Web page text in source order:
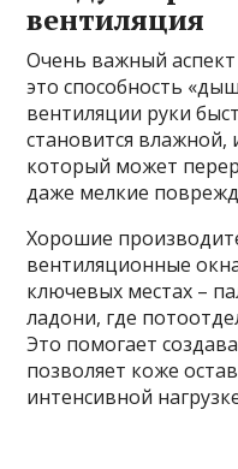
вентиляция
Очень важный
это способность
вентиляции руки
становится влажной,
который может
даже мелкие
Хорошие
вентиляционные
ключевых местах –
ладони, где
Это помогает
позволяет коже
интенсивной